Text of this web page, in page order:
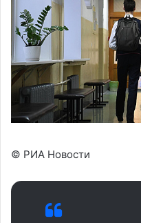
© РИА Новости